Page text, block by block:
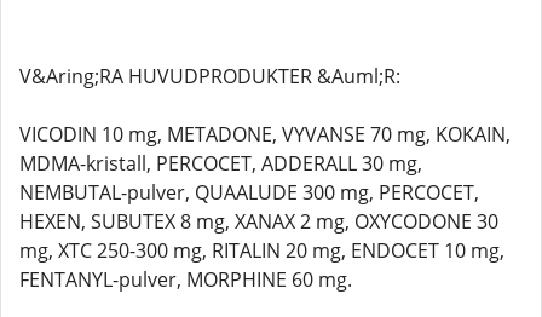
V&Aring;RA HUVUDPRODUKTER &Auml;R:
VICODIN 10 mg, METADONE, VYVANSE 70 mg, KOKAIN,
MDMA-kristall, PERCOCET, ADDERALL 30 mg,
NEMBUTAL-pulver, QUAALUDE 300 mg, PERCOCET,
HEXEN, SUBUTEX 8 mg, XANAX 2 mg, OXYCODONE 30
mg, XTC 250-300 mg, RITALIN 20 mg, ENDOCET 10 mg,
FENTANYL-pulver, MORPHINE 60 mg.